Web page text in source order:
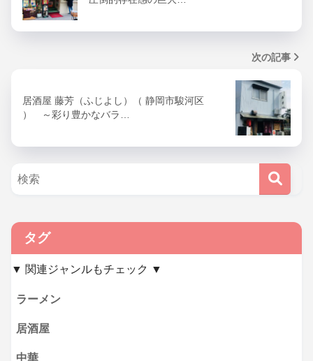
次の記事
居酒屋 藤芳（ふじよし）（ 静岡市駿河区
） ～彩り豊かなバラ…
タグ
▼ 関連ジャンルもチェック ▼
ラーメン
居酒屋
中華